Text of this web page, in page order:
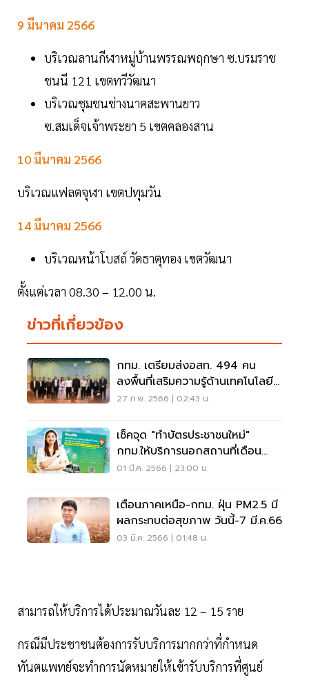
9 มีนาคม 2566
บริเวณลานกีฬาหมู่บ้านพรรณพฤกษา ซ.บรมราช
ชนนี 121 เขตทวีวัฒนา
บริเวณชุมชนช่างนาคสะพานยาว
ซ.สมเด็จเจ้าพระยา 5 เขตคลองสาน
10 มีนาคม 2566
บริเวณแฟลตจุฬา เขตปทุมวัน
14 มีนาคม 2566
บริเวณหน้าโบสถ์ วัดธาตุทอง เขตวัฒนา
ตั้งแต่เวลา 08.30 – 12.00 น.
ข่าวที่เกี่ยวข้อง
กทม. เตรียมส่งอสท. 494 คน
ลงพื้นที่เสริมความรู้ด้านเทคโนโลยี
สร้างความเข้มแข็งให้ชุมชน
27 ก.พ. 2566 | 02:43 น.
เช็คจุด "ทำบัตรประชาชนใหม่"
กทม.ให้บริการนอกสถานที่เดือน
มี.ค.66
01 มี.ค. 2566 | 23:00 น.
เตือนภาคเหนือ-กทม. ฝุ่น PM2.5 มี
ผลกระทบต่อสุขภาพ วันนี้-7 มี.ค.66
03 มี.ค. 2566 | 01:48 น.
สามารถให้บริการได้ประมาณวันละ 12 – 15 ราย
กรณีมีประชาชนต้องการรับบริการมากกว่าที่กำหนด
ทันตแพทย์จะทำการนัดหมายให้เข้ารับบริการที่ศูนย์